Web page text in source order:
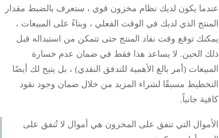
يكون لديك نظام مخزون قوي ، ستعرف بالضبط مقدار
الذي لديك في الوقت الفعلي ، وبناءً على المبيعات ،
توقع وقت نفاد المنتج حتى تتمكن من استبداله قبل
الحين.لا يساعد هذا فقط في ضمان عدم خسارة
(أمر بالغ الأهمية للتدفق النقدي) ، بل يتيح لك أيضًا
مسبقًا لشراء المزيد من خلال ضمان وجود نقود
جانباً.
التي تنفق على المخزون هي أموال لا تُنفق على